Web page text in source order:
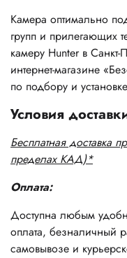
Камера оптимально
групп и прилегающих
камеру Hunter в
интернет-магазине
по подбору и
Условия
Бесплатная доставка
пределах КАД)*
Оплата:
Доступна любым
оплата, безналичный
самовывозе и